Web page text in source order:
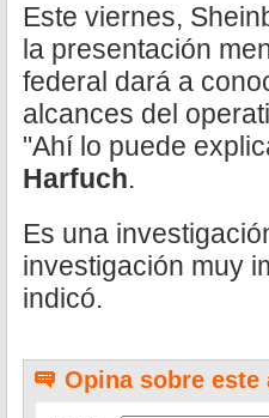
Este viernes,
la presentación
federal dará a
alcances del
"Ahí lo puede
Harfuch.
Es una
investigación muy
indicó.
Opina sobre